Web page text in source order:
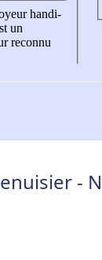
handi-
un
reconnu
-